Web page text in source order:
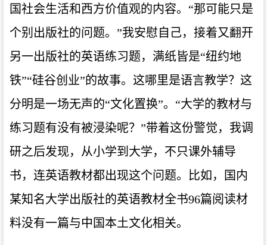
国社会生活和西方价值观的内容。“那可能只是
个别出版社的问题。”我安慰自己，接着又翻开
另一出版社的英语练习题，满纸皆是“纽约地
铁”“硅谷创业”的故事。这哪里是语言教学？这
分明是一场无声的“文化置换”。“大学的教材与
练习题有没有被浸染呢？”带着这份警觉，我调
研之后发现，从小学到大学，不只课外辅导
书，连英语教材都出现这个问题。比如，国内
某知名大学出版社的英语教材全书96篇阅读材
料没有一篇与中国本土文化相关。